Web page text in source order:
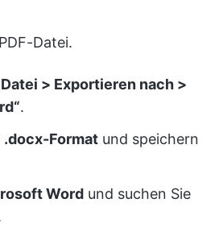
Datei.
Datei > Exportieren nach >
.
.docx-Format und speichern
Word und suchen Sie